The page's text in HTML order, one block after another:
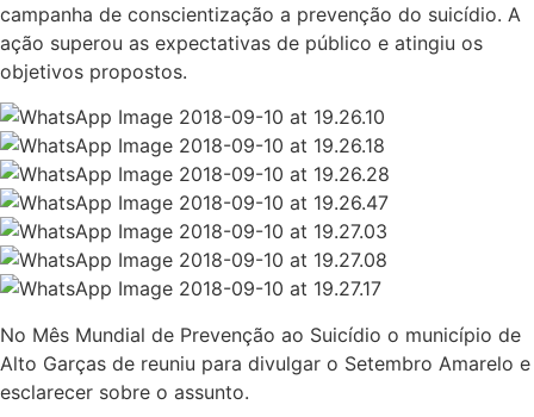
campanha de conscientização a prevenção do suicídio. A
ação superou as expectativas de público e atingiu os
objetivos propostos.
No Mês Mundial de Prevenção ao Suicídio o município de
Alto Garças de reuniu para divulgar o Setembro Amarelo e
esclarecer sobre o assunto.